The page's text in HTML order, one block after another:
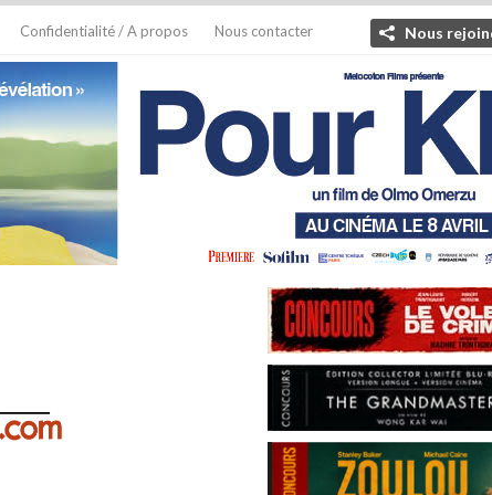
Confidentialité / A propos Nous contacter Nous